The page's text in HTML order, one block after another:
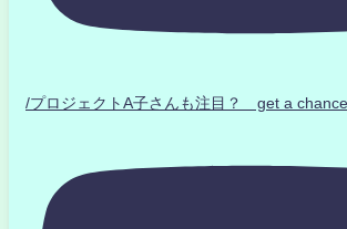
/プロジェクトA子さんも注目？ get a